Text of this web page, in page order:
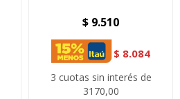
$ 9.510
$ 8.084
3 cuotas sin interés de
3170,00